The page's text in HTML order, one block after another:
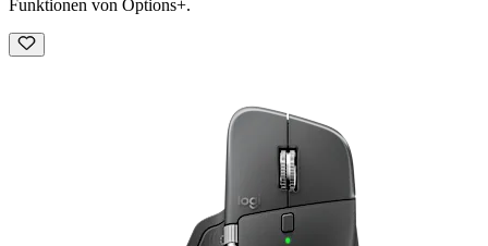
Funktionen von Options+.